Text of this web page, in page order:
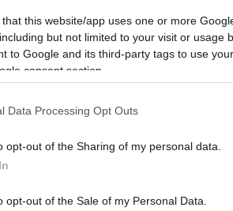
that this website/app uses one or more
but not limited to your visit or usage
to Google and its third-party tags to use
consent section.
Data Processing Opt Outs
opt-out of the Sharing of my personal data.
opt-out of the Sale of my Personal Data.
robusto di esclusive.